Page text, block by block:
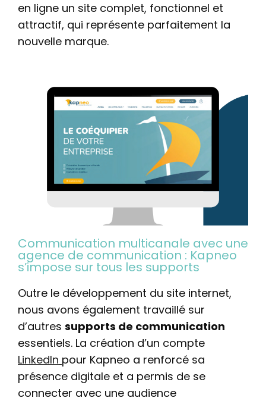
en ligne un site complet, fonctionnel et
attractif, qui représente parfaitement la
nouvelle marque.
Communication multicanale avec une
agence de communication : Kapneo
s’impose sur tous les supports
Outre le développement du site internet,
nous avons également travaillé sur
d’autres supports de communication
essentiels. La création d’un compte
LinkedIn pour Kapneo a renforcé sa
présence digitale et a permis de se
connecter avec une audience